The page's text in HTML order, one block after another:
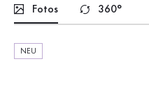
Fotos 360°
NEU